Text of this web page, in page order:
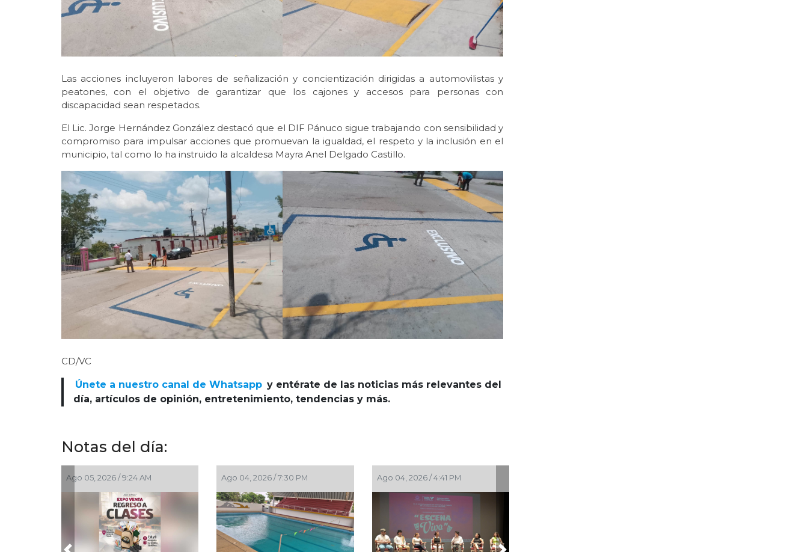
Las acciones incluyeron labores de señalización y concientización dirigidas a automovilistas y
peatones, con el objetivo de garantizar que los cajones y accesos para personas con
discapacidad sean respetados.
El Lic. Jorge Hernández González destacó que el DIF Pánuco sigue trabajando con sensibilidad y
compromiso para impulsar acciones que promuevan la igualdad, el respeto y la inclusión en el
municipio, tal como lo ha instruido la alcaldesa Mayra Anel Delgado Castillo.
CD/VC
Únete a nuestro canal de Whatsapp y entérate de las noticias más relevantes del
día, artículos de opinión, entretenimiento, tendencias y más.
Notas del día:
Ago 03, 2026 / 7:59 PM Ago 03, 2026 / 6:57 PM Ago 01, 2026 / 6:23 PM